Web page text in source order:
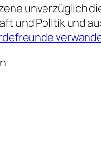
unverzüglich
und Politik und